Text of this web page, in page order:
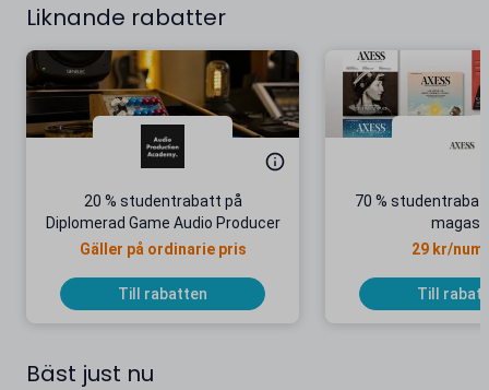
Liknande rabatter
20 % studentrabatt på
Diplomerad Game Audio Producer
Gäller på ordinarie pris
Till rabatten
70 %
29 kr/
Till
Bäst just nu